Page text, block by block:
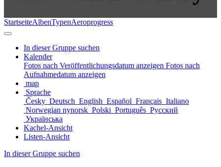
StartseiteAlbenTypenAeroprogress
In dieser Gruppe suchen
Kalender
Fotos nach Veröffentlichungsdatum anzeigen Fotos nach
Aufnahmedatum anzeigen
map
Sprache
Česky Deutsch English Español Français Italiano
Norwegian nynorsk Polski Português Русский
Українська
Kachel-Ansicht
Listen-Ansicht
In dieser Gruppe suchen